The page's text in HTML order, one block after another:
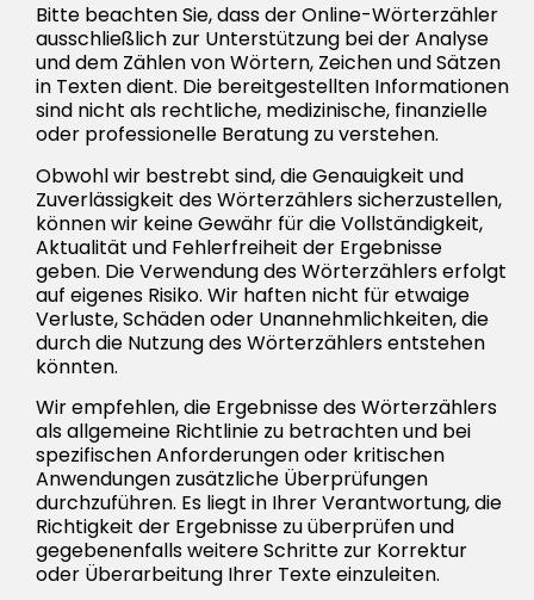
Bitte beachten Sie, dass der Online-Wörterzähler
ausschließlich zur Unterstützung bei der Analyse
und dem Zählen von Wörtern, Zeichen und Sätzen
in Texten dient. Die bereitgestellten Informationen
sind nicht als rechtliche, medizinische, finanzielle
oder professionelle Beratung zu verstehen.
Obwohl wir bestrebt sind, die Genauigkeit und
Zuverlässigkeit des Wörterzählers sicherzustellen,
können wir keine Gewähr für die Vollständigkeit,
Aktualität und Fehlerfreiheit der Ergebnisse
geben. Die Verwendung des Wörterzählers erfolgt
auf eigenes Risiko. Wir haften nicht für etwaige
Verluste, Schäden oder Unannehmlichkeiten, die
durch die Nutzung des Wörterzählers entstehen
könnten.
Wir empfehlen, die Ergebnisse des Wörterzählers
als allgemeine Richtlinie zu betrachten und bei
spezifischen Anforderungen oder kritischen
Anwendungen zusätzliche Überprüfungen
durchzuführen. Es liegt in Ihrer Verantwortung, die
Richtigkeit der Ergebnisse zu überprüfen und
gegebenenfalls weitere Schritte zur Korrektur
oder Überarbeitung Ihrer Texte einzuleiten.